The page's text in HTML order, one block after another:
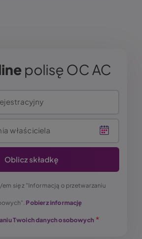
polisę OC AC
właściciela
em się z "Informacją o przetwarzaniu
Pobierz informację
Twoich danych osobowych